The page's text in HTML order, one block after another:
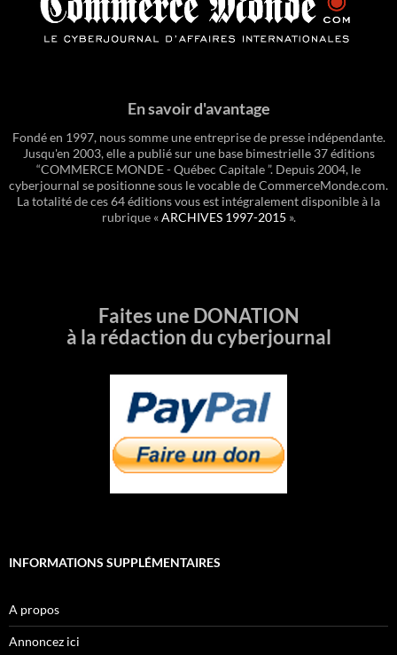
En savoir d'avantage
Fondé en 1997, nous somme une entreprise de presse indépendante.
Jusqu'en 2003, elle a publié sur une base bimestrielle 37 éditions
“COMMERCE MONDE - Québec Capitale ”. Depuis 2004, le
cyberjournal se positionne sous le vocable de CommerceMonde.com.
La totalité de ces 64 éditions vous est intégralement disponible à la
rubrique «ARCHIVES 1997-2015 ».
Faites une DONATION
à la rédaction du cyberjournal
INFORMATIONS SUPPLÉMENTAIRES
A propos
Annoncez ici